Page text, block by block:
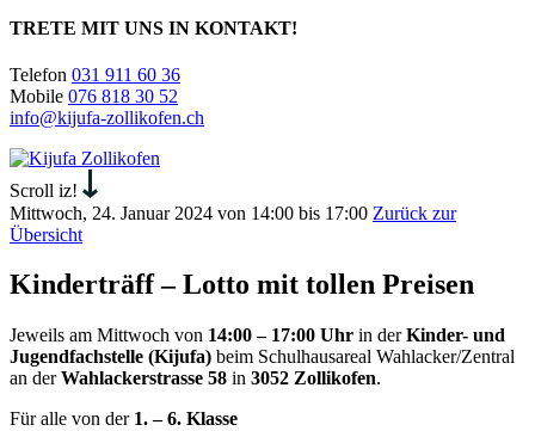
TRETE MIT UNS IN KONTAKT!
Telefon 031 911 60 36
Mobile 076 818 30 52
info@kijufa-zollikofen.ch
Scroll iz!
Mittwoch, 24. Januar 2024 von 14:00 bis 17:00 Zurück zur
Übersicht
Kinderträff – Lotto mit tollen Preisen
Jeweils am Mittwoch von 14:00 – 17:00 Uhr in derKinder- und
Jugendfachstelle (Kijufa) beim Schulhausareal Wahlacker/Zentral
an derWahlackerstrasse 58 in 3052 Zollikofen.
Für alle von der 1. – 6. Klasse